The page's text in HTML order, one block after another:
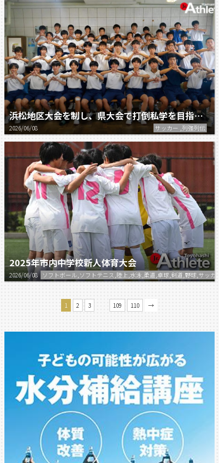
浜松地区大会を制し、県大会で打倒私学を目指す。／積志中学校サッカー部
2026/06/08 サッカー ,列強列伝
2025年市内中学校新人体育大会
2026/06/08 ソフトボール,ソフトテニス,陸上,水泳,柔道,卓球,剣道,野球,サッ
1 2 3 109 110 →